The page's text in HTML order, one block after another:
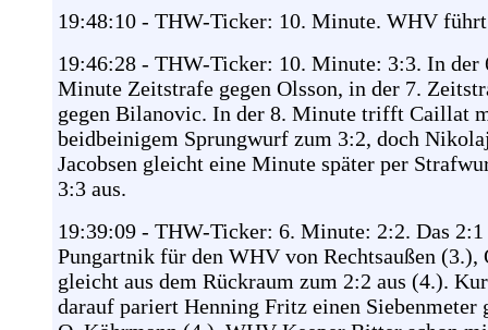
19:48:10 - THW-Ticker: 10. Minute. WHV
19:46:28 - THW-Ticker: 10. Minute: 3:3. In der
Minute Zeitstrafe gegen Olsson, in der 7.
gegen Bilanovic. In der 8. Minute trifft Caillat
beidbeinigem Sprungwurf zum 3:2, doch
Jacobsen gleicht eine Minute später per
3:3 aus.
19:39:09 - THW-Ticker: 6. Minute: 2:2. Das
Pungartnik für den WHV von Rechtsaußen (3.),
gleicht aus dem Rückraum zum 2:2 aus (4.).
darauf pariert Henning Fritz einen Siebenmeter